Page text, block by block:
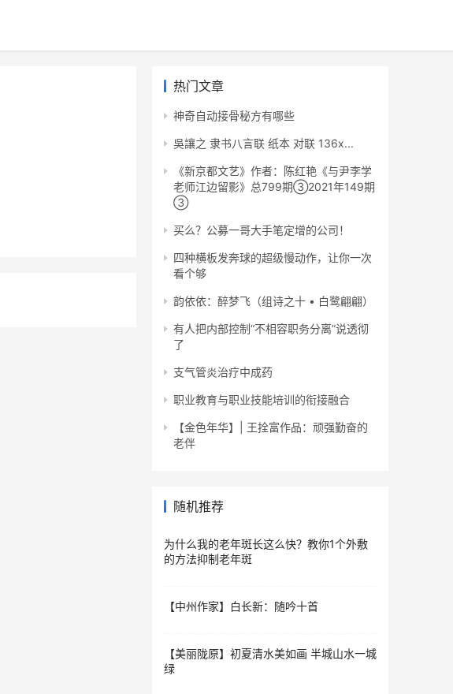
热门文章
神奇自动接骨秘方有哪些
吳讓之 隶书八言联 纸本 对联 136x...
《新京都文艺》作者：陈红艳《​与尹李学
老师江边留影》总799期③2021年149期
③
买么？公募一哥大手笔定增的公司！
四种横板发奔球的超级慢动作，让你一次
看个够
韵依依：醉梦飞（组诗之十 • ​白鹭翩翩）
有人把内部控制“不相容职务分离”说透彻
了
支气管炎治疗中成药
职业教育与职业技能培训的衔接融合
【金色年华】| 王拴富作品：顽强勤奋的
老伴
随机推荐
为什么我的老年斑长这么快？教你1个外敷
的方法抑制老年斑
【中州作家】白长新：随吟十首
【美丽陇原】初夏清水美如画 半城山水一城
绿